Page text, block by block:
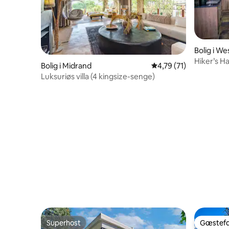
Bolig i Midrand 4,79 ud af 5 i
4,79 (71)
Luksuriøs villa (4 kingsize-senge)
Bolig i
cipality
Hiker’s
Superhost
Superhost